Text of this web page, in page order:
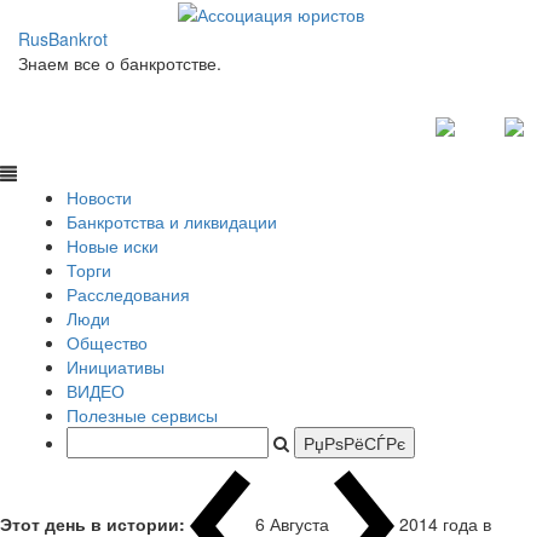
RusBankrot
Знаем все о банкротстве.
Новости
Банкротства и ликвидации
Новые иски
Торги
Расследования
Люди
Общество
Инициативы
ВИДЕО
Полезные сервисы
Этот день в истории: 6 Августа 2014 года в